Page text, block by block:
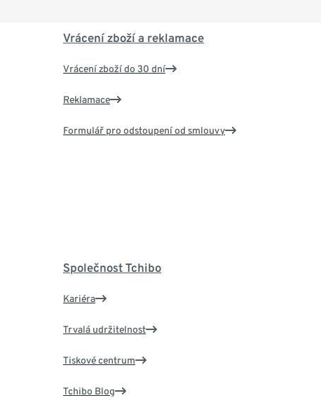
Vrácení zboží a reklamace
Vrácení zboží do 30 dní
Reklamace
Formulář pro odstoupení od smlouvy
Společnost Tchibo
Kariéra
Trvalá udržitelnost
Tiskové centrum
Tchibo Blog